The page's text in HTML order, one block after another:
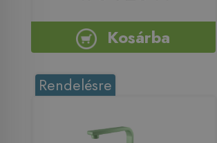
Kosárba
Rendelésre